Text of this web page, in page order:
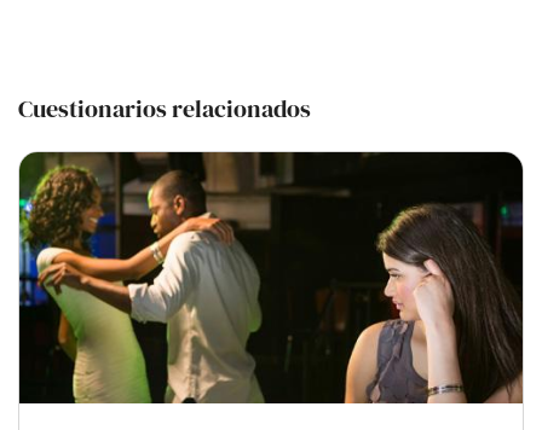
Cuestionarios relacionados